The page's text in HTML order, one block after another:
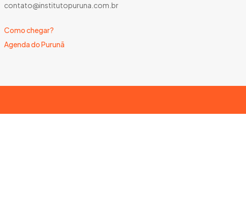
contato@institutopuruna.com.br
Como chegar?
Agenda do Purunã